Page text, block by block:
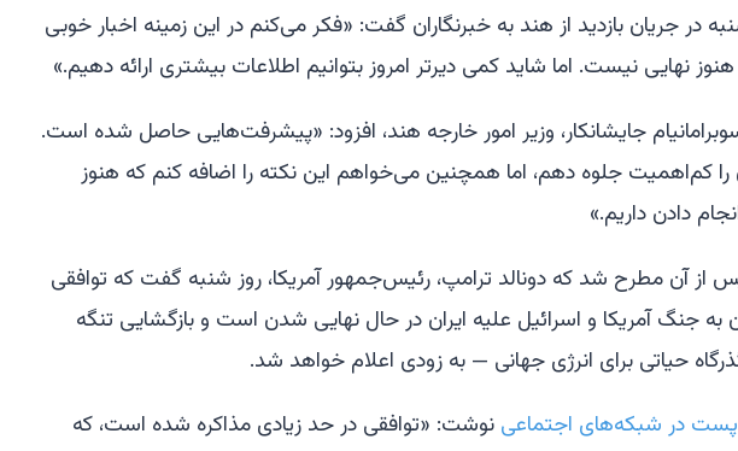
در جریان بازدید از هند به خبرنگاران گفت: «فکر می‌کنم در این زمینه اخبار خوبی
هنوز نهایی نیست. اما شاید کمی دیرتر امروز بتوانیم اطلاعات بیشتری ارائه دهیم.»
سوبرامانیام جایشانکار، وزیر امور خارجه هند، افزود: «پیشرفت‌هایی حاصل شده است.
کم‌اهمیت جلوه دهم، اما همچنین می‌خواهم این نکته را اضافه کنم که هنوز
دادن داریم.»
از آن مطرح شد که دونالد ترامپ، رئیس‌جمهور آمریکا، روز شنبه گفت که توافقی
به جنگ آمریکا و اسرائیل علیه ایران در حال نهایی شدن است و بازگشایی تنگه
حیاتی برای انرژی جهانی — به زودی اعلام خواهد شد.
پست در شبکه‌های اجتماعی نوشت: «توافقی در حد زیادی مذاکره شده است، که